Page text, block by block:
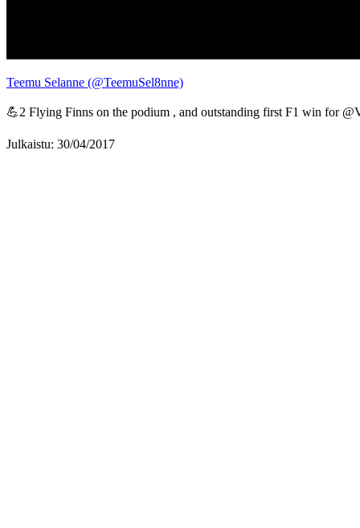
Teemu Selanne (@TeemuSel8nne)
💪2 Flying Finns on the podium , and outstanding first F1 win for
Julkaistu: 30/04/2017